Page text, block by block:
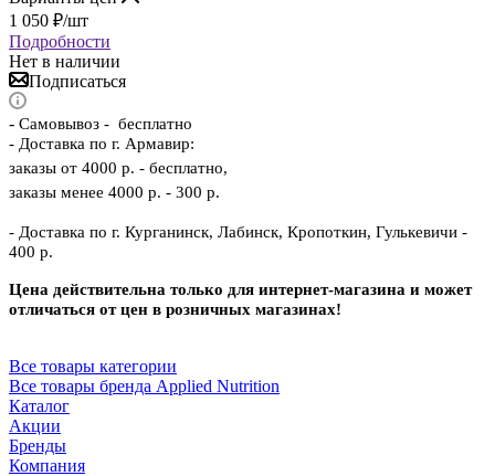
1 050 ₽/шт
Подробности
Нет в наличии
Подписаться
- Самовывоз - бесплатно
- Доставка по г. Армавир:
заказы от 4000 р. - бесплатно,
заказы менее 4000 р. - 300 р.
- Доставка по г. Курганинск, Лабинск, Кропоткин, Гулькевичи -
400 р.
Цена действительна только для интернет-магазина и может
отличаться от цен в розничных магазинах!
Все товары категории
Все товары бренда Applied Nutrition
Каталог
Акции
Бренды
Компания